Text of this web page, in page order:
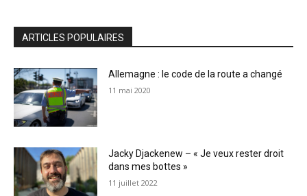
ARTICLES POPULAIRES
Allemagne : le code de la route a changé
11 mai 2020
Jacky Djackenew – « Je veux rester droit
dans mes bottes »
11 juillet 2022